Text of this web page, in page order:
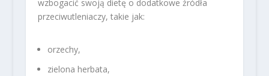
wzbogacić swoją dietę o dodatkowe źródła
przeciwutleniaczy, takie jak:
orzechy,
zielona herbata,